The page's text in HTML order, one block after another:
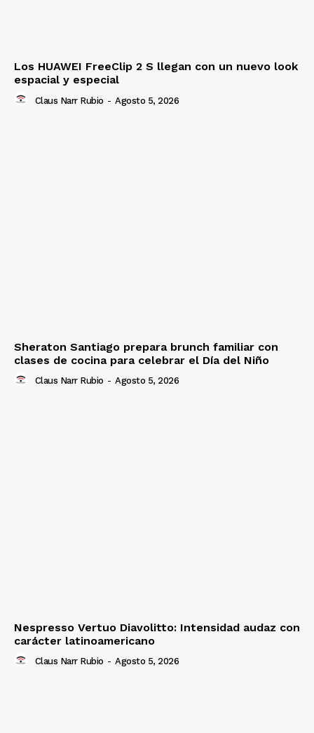
Los HUAWEI FreeClip 2 S llegan con un nuevo look
espacial y especial
Claus Narr Rubio - Agosto 5, 2026
Sheraton Santiago prepara brunch familiar con
clases de cocina para celebrar el Día del Niño
Claus Narr Rubio - Agosto 5, 2026
Nespresso Vertuo Diavolitto: Intensidad audaz con
carácter latinoamericano
Claus Narr Rubio - Agosto 5, 2026